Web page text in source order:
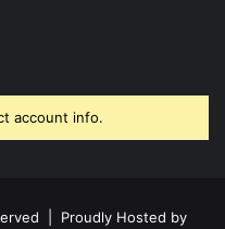
account info.
| Proudly Hosted by